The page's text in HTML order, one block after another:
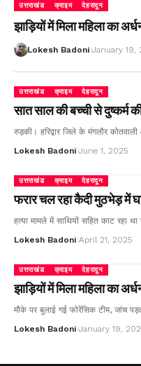
उत्तराखंड क्राइम देहरादून
झाड़ियों में मिला महिला का
Lokesh Badoni January 19,
उत्तराखंड क्राइम देहरादून
सात साल की बच्ची से दुष्कर्म
रुड़की। हरिद्वार जिले के मंगलौर कोतवाली
Lokesh Badoni June 1, 2025
उत्तराखंड क्राइम देहरादून
फरार चल रहा कैदी मुठभेड़ में
हत्या मामले में साथियों सहित काट रहा
Lokesh Badoni April 21, 2025
उत्तराखंड क्राइम देहरादून
झाड़ियों में मिला महिला का
मौके पर बुलाई गई फोरेंसिक टीम, जांच
Lokesh Badoni January 19,